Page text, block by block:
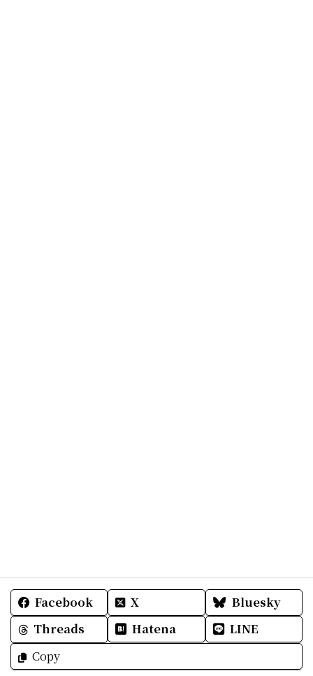
Facebook X
Bluesky
Threads
Hatena
LINE
Copy